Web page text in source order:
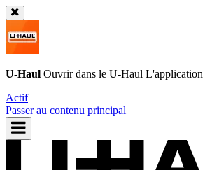
U-Haul Ouvrir dans le U-Haul L'application
Actif
Passer au contenu principal